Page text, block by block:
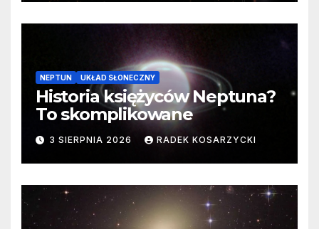
NEPTUN UKŁAD SŁONECZNY
Historia księżyców Neptuna?
To skomplikowane
3 SIERPNIA 2026 RADEK KOSARZYCKI